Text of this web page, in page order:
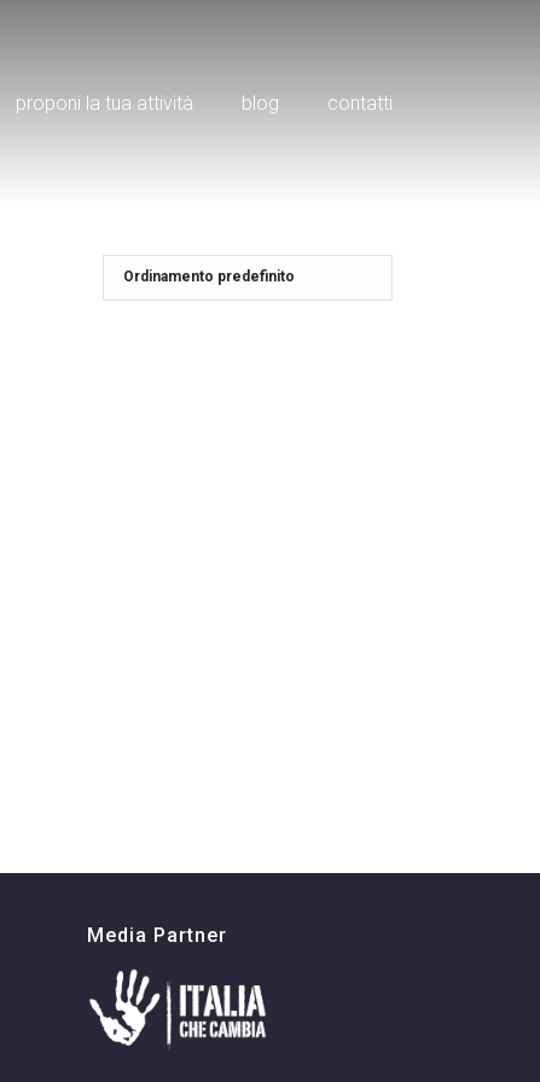
proponi la tua attività blog contatti
Media Partner